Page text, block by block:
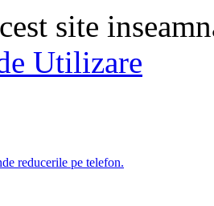
site
Utilizare
reducerile pe telefon.